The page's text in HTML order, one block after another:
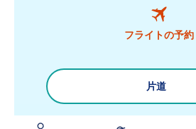
フライトの予約
片道